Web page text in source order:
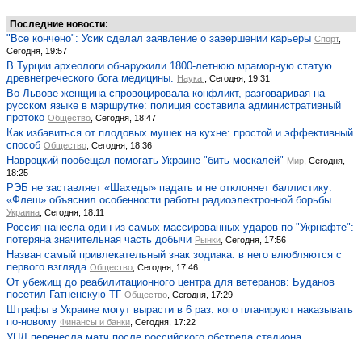
Последние новости:
"Все кончено": Усик сделал заявление о завершении карьеры Спорт,
Сегодня, 19:57
В Турции археологи обнаружили 1800-летнюю мраморную статую
древнегреческого бога медицины.
Наука , Сегодня, 19:31
Во Львове женщина спровоцировала конфликт, разговаривая на
русском языке в маршрутке: полиция составила административный
протоко Общество , Сегодня, 18:47
Как избавиться от плодовых мушек на кухне: простой и эффективный
способ Общество , Сегодня, 18:36
Навроцкий пообещал помогать Украине "бить москалей" Мир , Сегодня,
18:25
РЭБ не заставляет «Шахеды» падать и не отклоняет баллистику:
«Флеш» объяснил особенности работы радиоэлектронной борьбы
Украина , Сегодня, 18:11
Россия нанесла один из самых массированных ударов по "Укрнафте":
потеряна значительная часть добычи Рынки , Сегодня, 17:56
Назван самый привлекательный знак зодиака: в него влюбляются с
первого взгляда Общество , Сегодня, 17:46
От убежищ до реабилитационного центра для ветеранов: Буданов
посетил Гатненскую ТГ Общество , Сегодня, 17:29
Штрафы в Украине могут вырасти в 6 раз: кого планируют наказывать
по-новому Финансы и банки , Сегодня, 17:22